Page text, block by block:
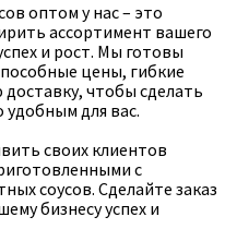
оптом у нас – это
ассортимент вашего
и рост. Мы готовы
цены, гибкие
доставку, чтобы сделать
удобным для вас.
своих клиентов
с
соусов. Сделайте заказ
бизнесу успех и